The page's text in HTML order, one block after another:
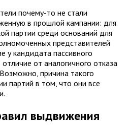
почему-то не стали
в прошлой кампании: для
партии среди оснований для
представителей
у кандидата пассивного
от аналогичного отказа
причина такого
партий в том, что они все
выдвижения